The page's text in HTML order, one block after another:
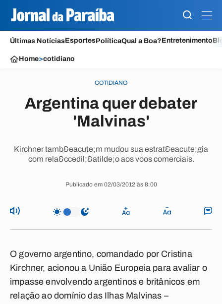
Últimas NotíciasEsportesPolíticaQual a Boa?Entretenimento
Home>cotidiano
COTIDIANO
Argentina quer debater
'Malvinas'
Kirchner tamb&eacute;m mudou sua estrat&eacute;gia
com rela&ccedil;&atilde;o aos voos comerciais.
Publicado em 02/03/2012 às 8:00
O governo argentino, comandado por Cristina
Kirchner, acionou a União Europeia para avaliar o
impasse envolvendo argentinos e britânicos em
relação ao domínio das Ilhas Malvinas –